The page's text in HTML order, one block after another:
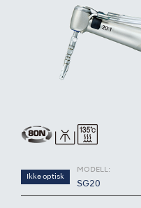
Ikke optisk
MODELL:
SG20